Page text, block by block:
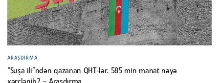
ARAŞDIRMA
“Şuşa ili”ndən qazanan QHT-lər. 585 min manat nəyə